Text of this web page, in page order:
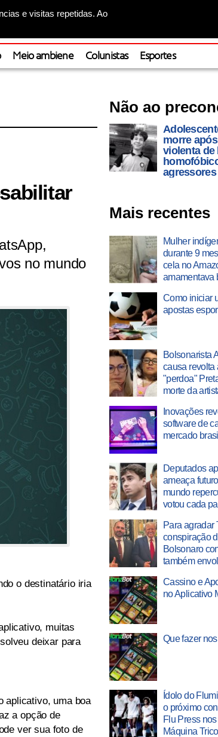
e visitas repetidas. Ao
Meio ambiene Colunistas Esportes
no mundo
o destinatário iria
muitas
deixar para
aplicativo, uma boa
a opção de
ver sua foto de
Não ao
morre
violenta de
Mais recentes
Mulher
durante 9
cela no
amamentava
Como iniciar
apostas
Bolsonarista
causa revolta
"perdoa"
morte da
Inovações
software de
mercado
Deputados
ameaça
mundo
votou cada
Para agradar
conspiração
Bolsonaro
também
Cassino e
no Aplicativo
Que fazer
Ídolo do
o próximo
Flu Press
Máquina